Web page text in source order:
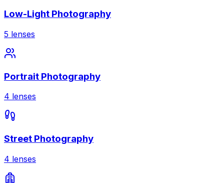
Low-Light Photography
5 lenses
Portrait Photography
4 lenses
Street Photography
4 lenses